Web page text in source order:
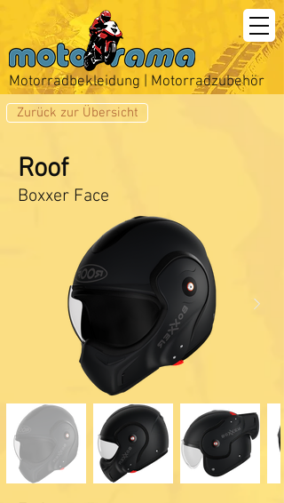
Motorradbekleidung | Motorradzubehör
Zurück zur Übersicht
Roof
Boxxer Face